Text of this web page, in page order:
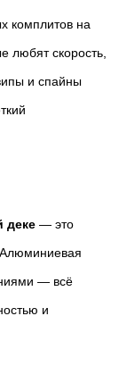
комплитов на
любят скорость,
и спайны
деке — это
— всё
и